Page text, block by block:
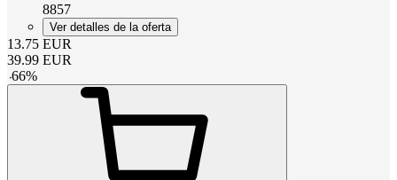
8857
Ver detalles de la oferta
13.75 EUR
39.99 EUR
-66%